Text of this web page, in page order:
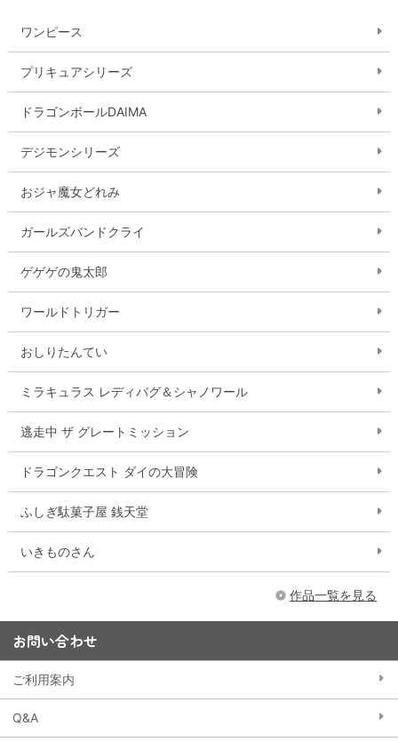
ワンピース
プリキュアシリーズ
ドラゴンボールDAIMA
デジモンシリーズ
おジャ魔女どれみ
ガールズバンドクライ
ゲゲゲの鬼太郎
ワールドトリガー
おしりたんてい
ミラキュラス レディバグ＆シャノワール
逃走中 ザ グレートミッション
ドラゴンクエスト ダイの大冒険
ふしぎ駄菓子屋 銭天堂
いきものさん
作品一覧を見る
お問い合わせ
ご利用案内
Q&A